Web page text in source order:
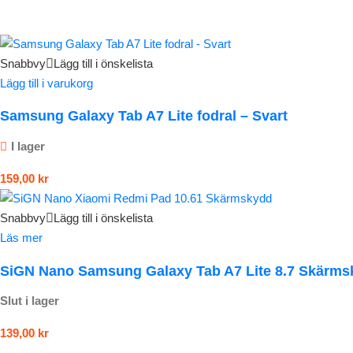
Snabbvy
Lägg till i önskelista
Lägg till i varukorg
Samsung Galaxy Tab A7 Lite fodral – Svart
I lager
159,00 kr
Snabbvy
Lägg till i önskelista
Läs mer
SiGN Nano Samsung Galaxy Tab A7 Lite 8.7
Slut i lager
139,00 kr